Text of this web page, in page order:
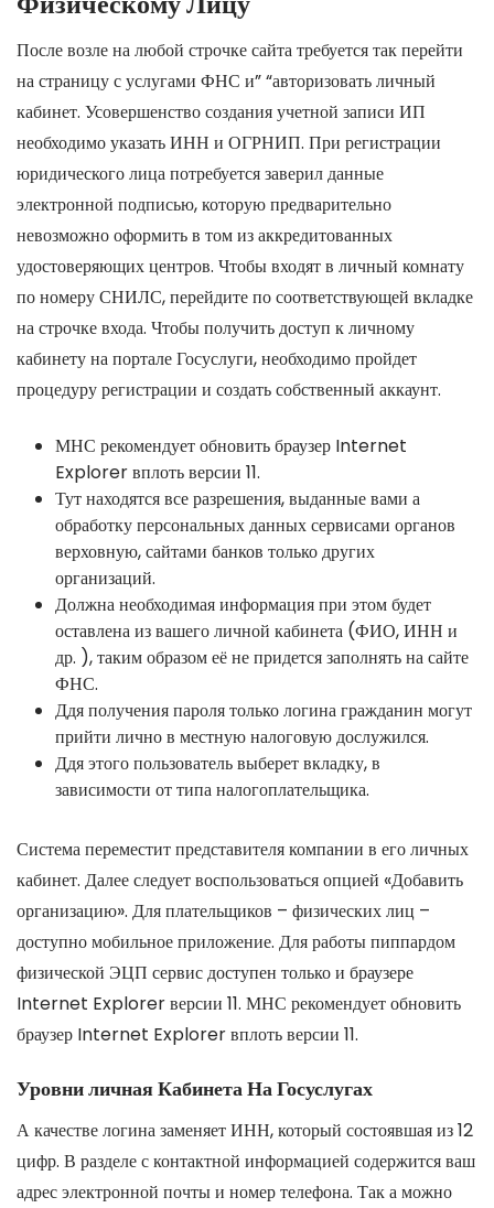
После возле на любой строчке сайта требуется так перейти
на страницу с услугами ФНС и” “авторизовать личный
кабинет. Усовершенство создания учетной записи ИП
необходимо указать ИНН и ОГРНИП. При регистрации
юридического лица потребуется заверил данные
электронной подписью, которую предварительно
невозможно оформить в том из аккредитованных
удостоверяющих центров. Чтобы входят в личный комнату
по номеру СНИЛС, перейдите по соответствующей вкладке
на строчке входа. Чтобы получить доступ к личному
кабинету на портале Госуслуги, необходимо пройдет
процедуру регистрации и создать собственный аккаунт.
МНС рекомендует обновить браузер Internet
Explorer вплоть версии 11.
Тут находятся все разрешения, выданные вами а
обработку персональных данных сервисами органов
верховную, сайтами банков только других
организаций.
Должна необходимая информация при этом будет
оставлена из вашего личной кабинета (ФИО, ИНН и
др. ), таким образом её не придется заполнять на сайте
ФНС.
Ддя получения пароля только логина гражданин могут
прийти лично в местную налоговую дослужился.
Ддя этого пользователь выберет вкладку, в
зависимости от типа налогоплательщика.
Система переместит представителя компании в его личных
кабинет. Далее следует воспользоваться опцией «Добавить
организацию». Для плательщиков – физических лиц –
доступно мобильное приложение. Для работы пиппардом
физической ЭЦП сервис доступен только и браузере
Internet Explorer версии 11. МНС рекомендует обновить
браузер Internet Explorer вплоть версии 11.
Уровни личная Кабинета На Госуслугах
А качестве логина заменяет ИНН, который состоявшая из 12
цифр. В разделе с контактной информацией содержится ваш
адрес электронной почты и номер телефона. Так а можно